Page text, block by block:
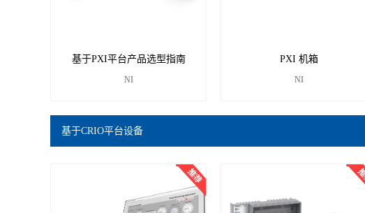
基于PXI平台产品选型指南
NI
PXI 机箱
NI
基于CRIO平台设备